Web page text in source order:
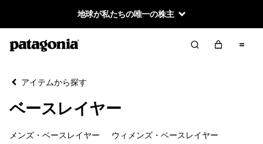
地球が私たちの唯一の株主
絞り込み／並び替え
絞り込み
在庫のあるサイズ
アイテムから探す
ベースレイヤー
メンズ・ベースレイヤー ウィメンズ・ベースレイヤー